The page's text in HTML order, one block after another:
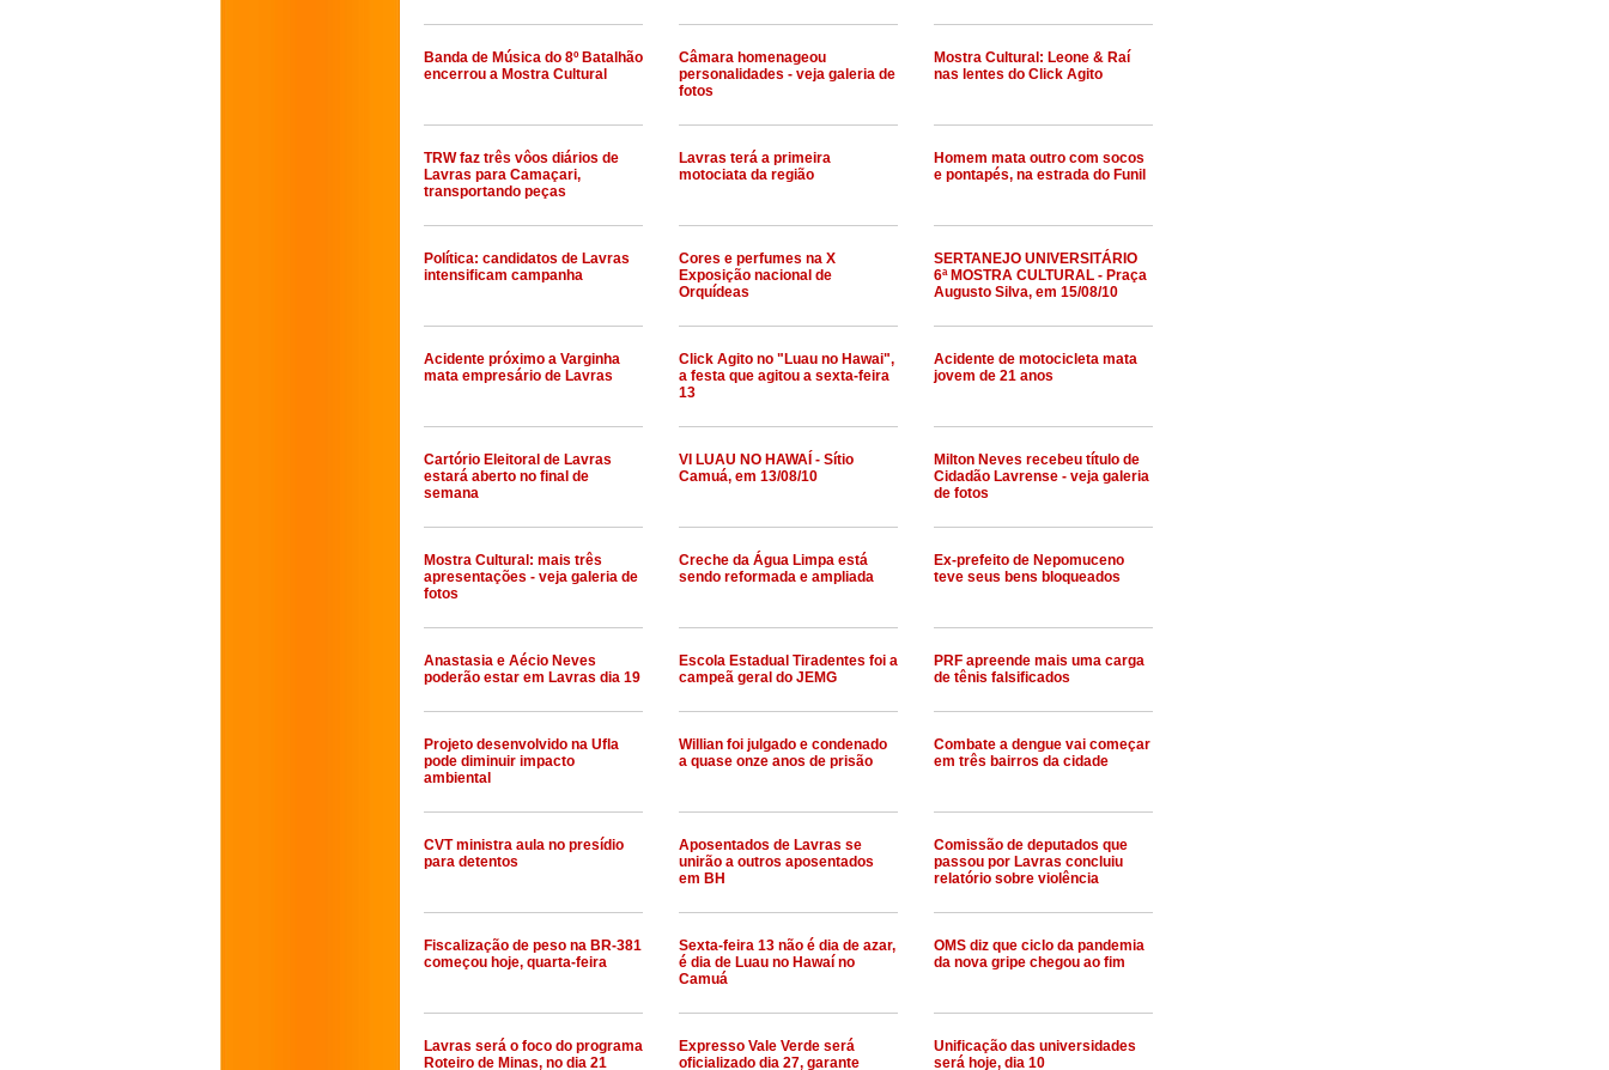
Banda de Música do 8º Batalhão
encerrou a Mostra Cultural
Câmara homenageou
personalidades - veja galeria de
fotos
Mostra Cultural: Leone & Raí
nas lentes do Click Agito
TRW faz três vôos diários de
Lavras para Camaçari,
transportando peças
Lavras terá a primeira
motociata da região
Homem mata outro com socos
e pontapés, na estrada do Funil
Política: candidatos de Lavras
intensificam campanha
Cores e perfumes na X
Exposição nacional de
Orquídeas
SERTANEJO UNIVERSITÁRIO
6ª MOSTRA CULTURAL - Praça
Augusto Silva, em 15/08/10
Acidente próximo a Varginha
mata empresário de Lavras
Click Agito no "Luau no Hawai",
a festa que agitou a sexta-feira
13
Acidente de motocicleta mata
jovem de 21 anos
Cartório Eleitoral de Lavras
estará aberto no final de
semana
VI LUAU NO HAWAÍ - Sítio
Camuá, em 13/08/10
Milton Neves recebeu título de
Cidadão Lavrense - veja galeria
de fotos
Mostra Cultural: mais três
apresentações - veja galeria de
fotos
Creche da Água Limpa está
sendo reformada e ampliada
Ex-prefeito de Nepomuceno
teve seus bens bloqueados
Anastasia e Aécio Neves
poderão estar em Lavras dia 19
Escola Estadual Tiradentes foi a
campeã geral do JEMG
PRF apreende mais uma carga
de tênis falsificados
Projeto desenvolvido na Ufla
pode diminuir impacto
ambiental
Willian foi julgado e condenado
a quase onze anos de prisão
Combate a dengue vai começar
em três bairros da cidade
CVT ministra aula no presídio
para detentos
Aposentados de Lavras se
unirão a outros aposentados
em BH
Comissão de deputados que
passou por Lavras concluiu
relatório sobre violência
Fiscalização de peso na BR-381
começou hoje, quarta-feira
Sexta-feira 13 não é dia de azar,
é dia de Luau no Hawaí no
Camuá
OMS diz que ciclo da pandemia
da nova gripe chegou ao fim
Lavras será o foco do programa
Roteiro de Minas, no dia 21
Expresso Vale Verde será
oficializado dia 27, garante
Unificação das universidades
será hoje, dia 10